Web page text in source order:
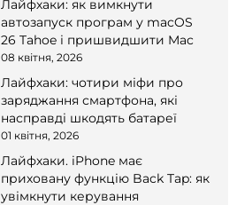
Лайфхаки: як вимкнути
автозапуск програм у macOS
26 Tahoe і пришвидшити Mac
08 квітня, 2026
Лайфхаки: чотири міфи про
заряджання смартфона, які
насправді шкодять батареї
01 квітня, 2026
Лайфхаки. iPhone має
приховану функцію Back Tap: як
увімкнути керування